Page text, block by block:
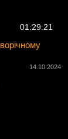
01:29:21
14.10.2024